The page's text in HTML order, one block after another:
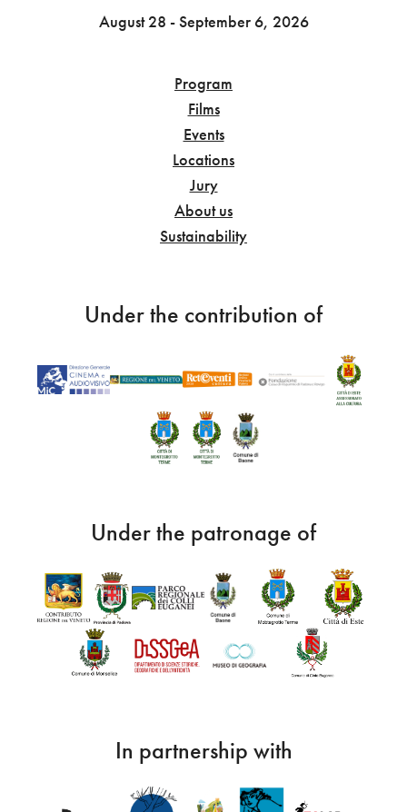
August 28 - September 6, 2026
Program
Films
Events
Locations
Jury
About us
Sustainability
Under the contribution of
Under the patronage of
In partnership with